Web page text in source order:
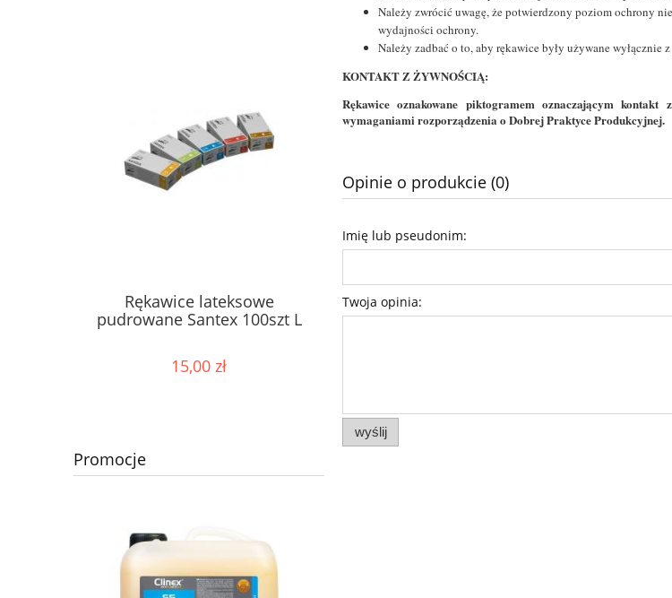
Rękawice lateksowe
pudrowane Santex 100szt L
15,00 zł
Promocje
Należy zwrócić uwagę, że potwierdzony poziom ochrony
wydajności ochrony.
Należy zadbać o to, aby rękawice były używane wyłącznie
KONTAKT Z ŻYWNOŚCIĄ:
Rękawice oznakowane piktogramem oznaczającym
wymaganiami rozporządzenia o Dobrej Praktyce Produkcyjnej.
Opinie o produkcie (0)
Imię lub pseudonim:
Twoja opinia:
wyślij